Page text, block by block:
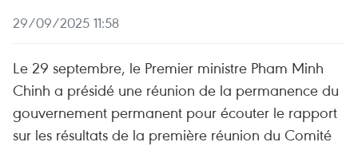
29/09/2025 11:58
Le 29 septembre, le Premier ministre Pham Minh
Chinh a présidé une réunion de la permanence du
gouvernement permanent pour écouter le rapport
sur les résultats de la première réunion du Comité